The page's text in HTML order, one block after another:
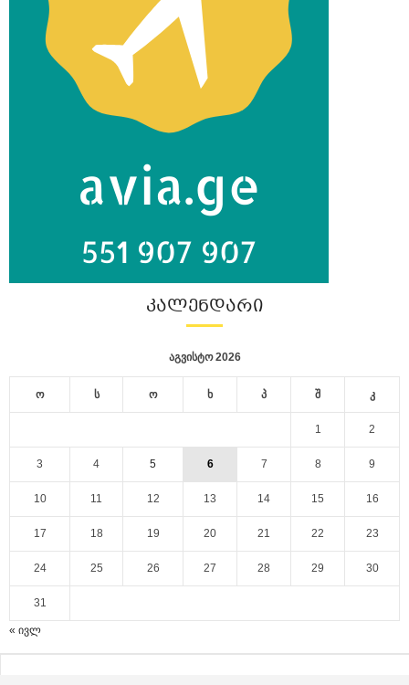
ᲙᲐᲚᲔᲜᲓᲐᲠᲘ
აგვისტო 2026
ო ს ო ხ პ შ კ
1 2
3 4 5 6 7 8 9
10 11 12 13 14 15 16
17 18 19 20 21 22 23
24 25 26 27 28 29 30
31
« ივლ